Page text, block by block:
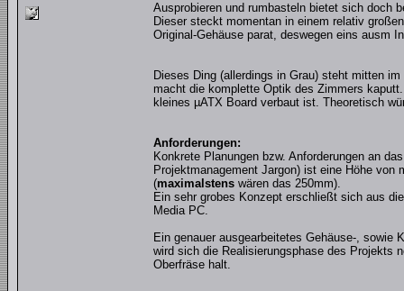
Ausprobieren und rumbasteln bietet sich doch
Dieser steckt momentan in einem relativ
Original-Gehäuse parat, deswegen eins ausm
Dieses Ding (allerdings in Grau) steht mitten
macht die komplette Optik des Zimmers
kleines µATX Board verbaut ist. Theoretisch
Anforderungen:
Konkrete Planungen bzw. Anforderungen an
Projektmanagement Jargon) ist eine Höhe
(maximalstens wären das 250mm).
Ein sehr grobes Konzept erschließt sich aus
Media PC.
Ein genauer ausgearbeitetes Gehäuse-, sowie
wird sich die Realisierungsphase des Projekts
Oberfräse halt.